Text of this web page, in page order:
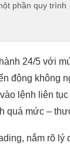
phần quy trình
24/5 với
động không
lệnh liên
quá mức –
nắm rõ